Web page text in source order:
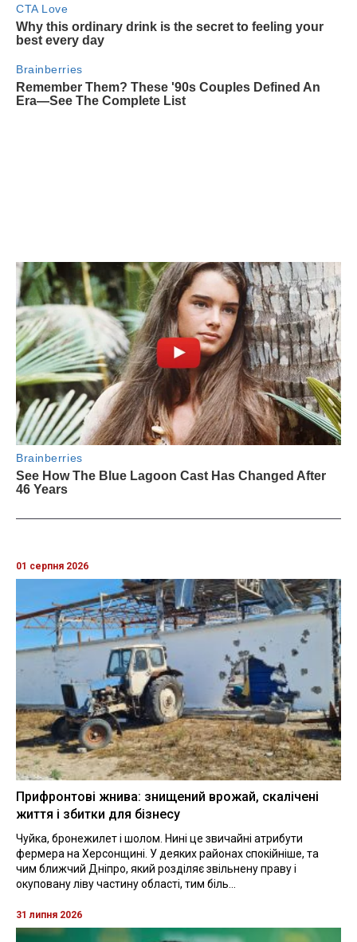
01 серпня 2026
Прифронтові жнива: знищений врожай, скалічені
життя і збитки для бізнесу
Чуйка, бронежилет і шолом. Нині це звичайні атрибути
фермера на Херсонщині. У деяких районах спокійніше, та
чим ближчий Дніпро, який розділяє звільнену праву і
окуповану ліву частину області, тим біль...
31 липня 2026